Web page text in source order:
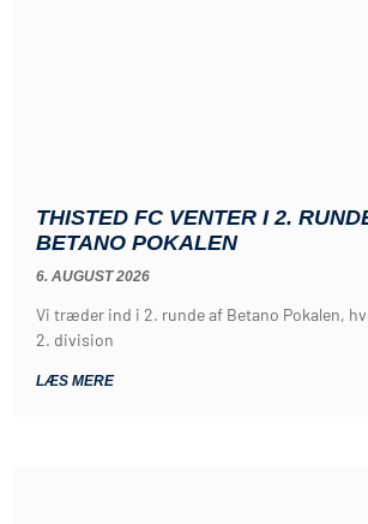
THISTED FC VENTER I 2.
BETANO POKALEN
6. AUGUST 2026
Vi træder ind i 2. runde af Betano Pokalen,
2. division
LÆS MERE